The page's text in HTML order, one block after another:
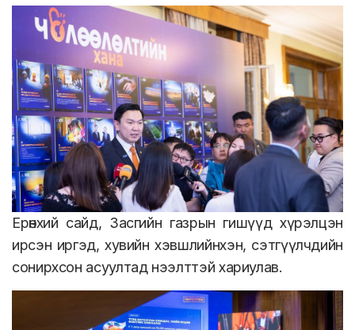
Ерөнхий сайд, Засгийн газрын гишүүд хүрэлцэн
ирсэн иргэд, хувийн хэвшлийнхэн, сэтгүүлчдийн
сонирхсон асуултад нээлттэй хариулав.